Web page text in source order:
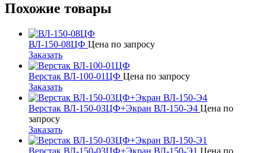
Похожие товары
ВЛ-150-08ЦФ Цена по запросу
Заказать
Верстак ВЛ-100-01ЦФ Цена по запросу
Заказать
Верстак ВЛ-150-03ЦФ+Экран ВЛ-150-Э4 Цена по
запросу
Заказать